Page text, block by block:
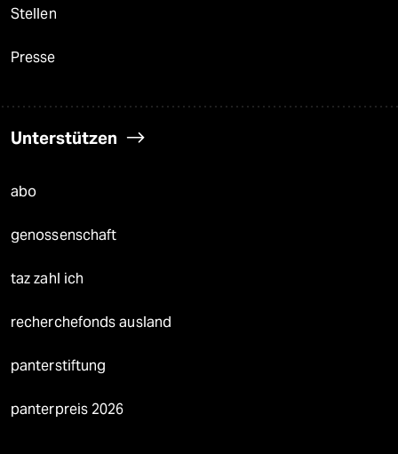
Stellen
Presse
Unterstützen
abo
genossenschaft
taz zahl ich
recherchefonds ausland
panterstiftung
panterpreis 2026